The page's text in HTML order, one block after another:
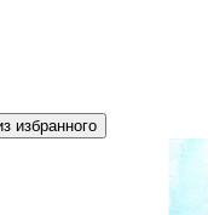
избранного